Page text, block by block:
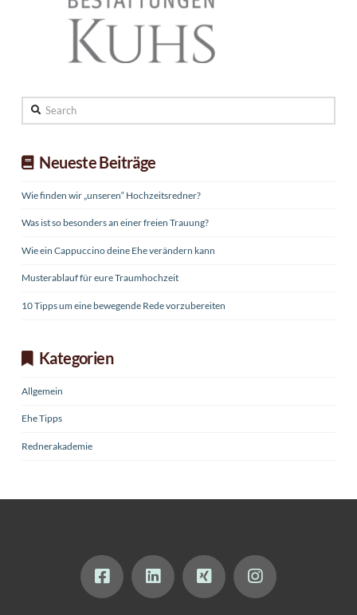
Search
Neueste Beiträge
Wie finden wir „unseren“ Hochzeitsredner?
Was ist so besonders an einer freien Trauung?
Wie ein Cappuccino deine Ehe verändern kann
Musterablauf für eure Traumhochzeit
10 Tipps um eine bewegende Rede vorzubereiten
Kategorien
Allgemein
Ehe Tipps
Rednerakademie